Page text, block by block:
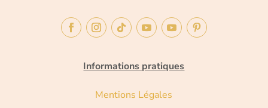
Informations pratiques
Mentions Légales